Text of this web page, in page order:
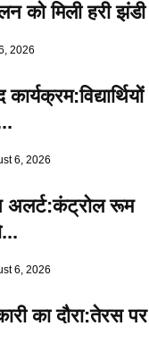
को मिली हरी झंडी
2026
6, 2026
अलर्ट:कंट्रोल रूम
6, 2026
का दौरा:तेरस पर